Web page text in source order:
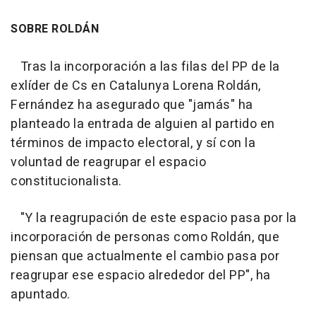
SOBRE ROLDÁN
Tras la incorporación a las filas del PP de la
exlíder de Cs en Catalunya Lorena Roldán,
Fernández ha asegurado que "jamás" ha
planteado la entrada de alguien al partido en
términos de impacto electoral, y sí con la
voluntad de reagrupar el espacio
constitucionalista.
"Y la reagrupación de este espacio pasa por la
incorporación de personas como Roldán, que
piensan que actualmente el cambio pasa por
reagrupar ese espacio alrededor del PP", ha
apuntado.